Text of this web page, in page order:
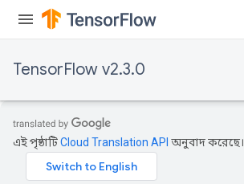
TensorFlow v2.3.0
এই পৃষ্ঠাটিCloud Translation API অনুবাদ করেছে।